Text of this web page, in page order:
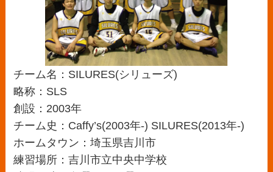
チーム名：SILURES(シリューズ)
略称：SLS
創設：2003年
チーム史：Caffy’s(2003年-) SILURES(2013年-)
ホームタウン：埼玉県吉川市
練習場所：吉川市立中央中学校